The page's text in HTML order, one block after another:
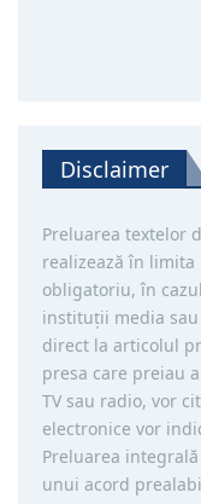
Disclaimer
Preluarea textelor
realizează în limita
obligatoriu, în
instituţii media
direct la articolul
presa care preiau
TV sau radio, vor
electronice vor
Preluarea
unui acord